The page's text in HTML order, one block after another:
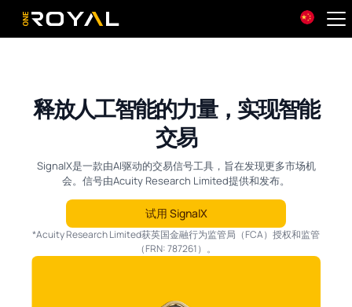
OneRoyal Home
释放人工智能的力量，实现智能
交易
SignalX是一款由AI驱动的交易信号工具，旨在发现更多市场机
会。信号由Acuity Research Limited提供和发布。
试用 SignalX
*Acuity Research Limited获英国金融行为监管局（FCA）授权和监管
（FRN: 787261）。